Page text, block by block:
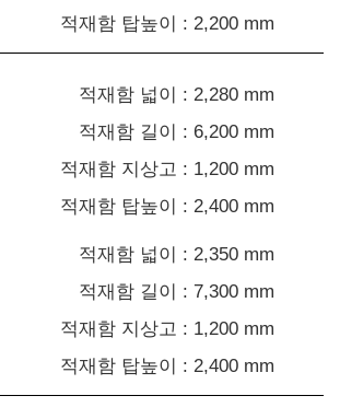
적재함 탑높이 : 2,200 mm
적재함 넓이 : 2,280 mm
적재함 길이 : 6,200 mm
적재함 지상고 : 1,200 mm
적재함 탑높이 : 2,400 mm
적재함 넓이 : 2,350 mm
적재함 길이 : 7,300 mm
적재함 지상고 : 1,200 mm
적재함 탑높이 : 2,400 mm